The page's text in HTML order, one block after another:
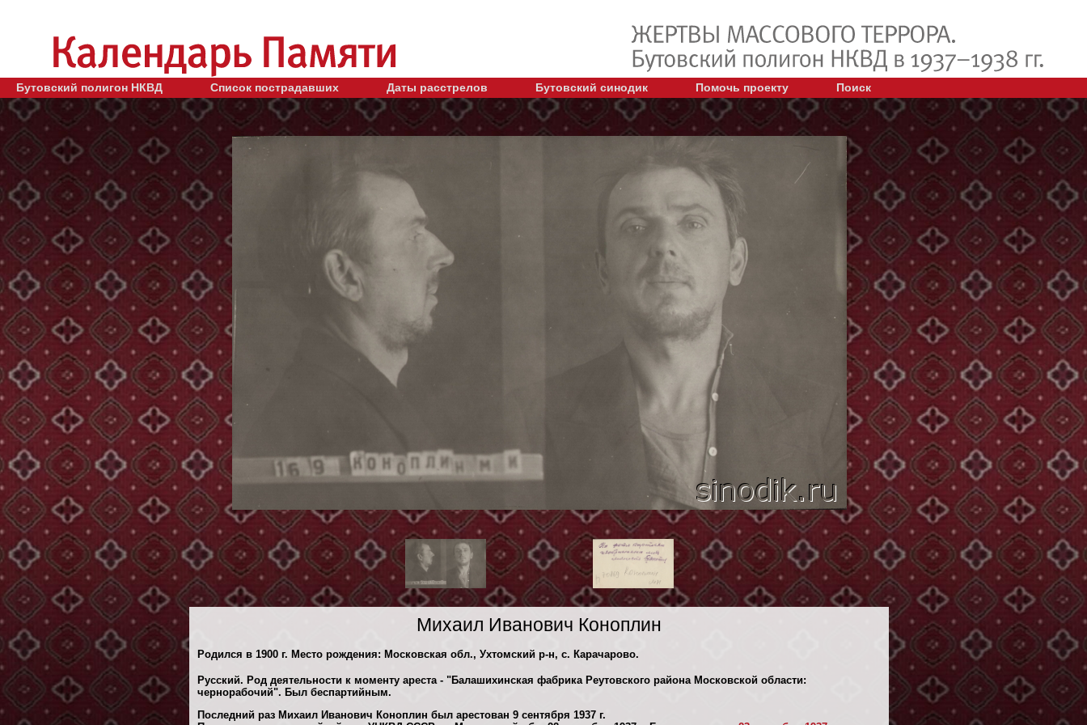
Бутовский полигон НКВД Список пострадавших Даты расстрелов Бутовский синодик Помочь проекту Поиск
Михаил Иванович Коноплин
Родился в 1900 г. Место рождения: Московская обл., Ухтомский р-н, с. Карачарово.
Русский. Род деятельности к моменту ареста - "Балашихинская фабрика Реутовского района Московской области:
чернорабочий". Был беспартийным.
Последний раз Михаил Иванович Коноплин был арестован 9 сентября 1937 г.